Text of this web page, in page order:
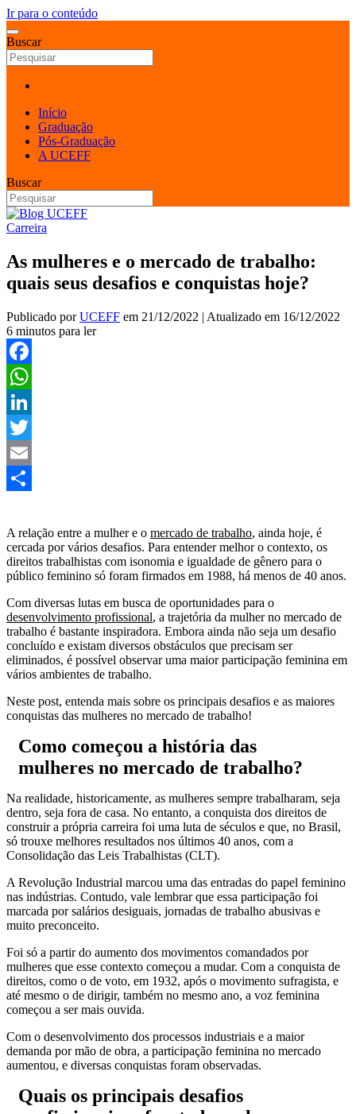
Ir para o conteúdo
Buscar
Início
Graduação
Pós-Graduação
A UCEFF
Buscar
Carreira
As mulheres e o mercado de trabalho:
quais seus desafios e conquistas hoje?
Publicado porUCEFF em 21/12/2022 | Atualizado em 16/12/2022
6 minutos para ler
Facebook
WhatsApp
LinkedIn
Twitter
Email
A relação entre a mulher e o mercado de trabalho, ainda hoje, é
cercada por vários desafios. Para entender melhor o contexto, os
direitos trabalhistas com isonomia e igualdade de gênero para o
público feminino só foram firmados em 1988, há menos de 40 anos.
Com diversas lutas em busca de oportunidades para o
desenvolvimento profissional, a trajetória da mulher no mercado de
trabalho é bastante inspiradora. Embora ainda não seja um desafio
concluído e existam diversos obstáculos que precisam ser
eliminados, é possível observar uma maior participação feminina em
vários ambientes de trabalho.
Neste post, entenda mais sobre os principais desafios e as maiores
conquistas das mulheres no mercado de trabalho!
Como começou a história das
mulheres no mercado de trabalho?
Na realidade, historicamente, as mulheres sempre trabalharam, seja
dentro, seja fora de casa. No entanto, a conquista dos direitos de
construir a própria carreira foi uma luta de séculos e que, no Brasil,
só trouxe melhores resultados nos últimos 40 anos, com a
Consolidação das Leis Trabalhistas (CLT).
A Revolução Industrial marcou uma das entradas do papel feminino
nas indústrias. Contudo, vale lembrar que essa participação foi
marcada por salários desiguais, jornadas de trabalho abusivas e
muito preconceito.
Foi só a partir do aumento dos movimentos comandados por
mulheres que esse contexto começou a mudar. Com a conquista de
direitos, como o de voto, em 1932, após o movimento sufragista, e
até mesmo o de dirigir, também no mesmo ano, a voz feminina
começou a ser mais ouvida.
Com o desenvolvimento dos processos industriais e a maior
demanda por mão de obra, a participação feminina no mercado
aumentou, e diversas conquistas foram observadas.
Quais os principais desafios